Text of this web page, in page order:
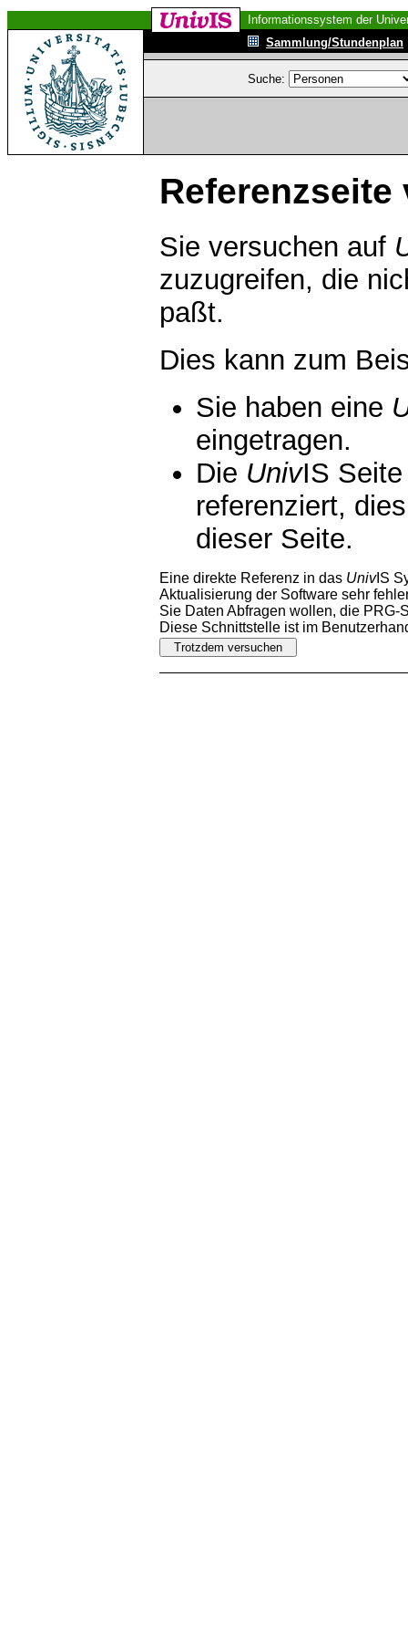
Informationssystem der
Sammlung/Stundenplan
Suche:
Referenzseite
Sie versuchen auf
zuzugreifen, die
paßt.
Dies kann zum
Sie haben eine
eingetragen.
Die UnivIS
referenziert,
dieser Seite.
Eine direkte Referenz in das UnivIS
Aktualisierung der Software sehr
Sie Daten Abfragen wollen, die PRG-
Diese Schnittstelle ist im